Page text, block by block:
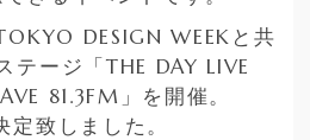
DESIGN WEEKと共
テージ「THE DAY LIVE
81.3FM」を開催。
致しました。